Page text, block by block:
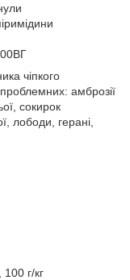
чіпкого
амброзії
сокирок
лободи, герані,
г/кг